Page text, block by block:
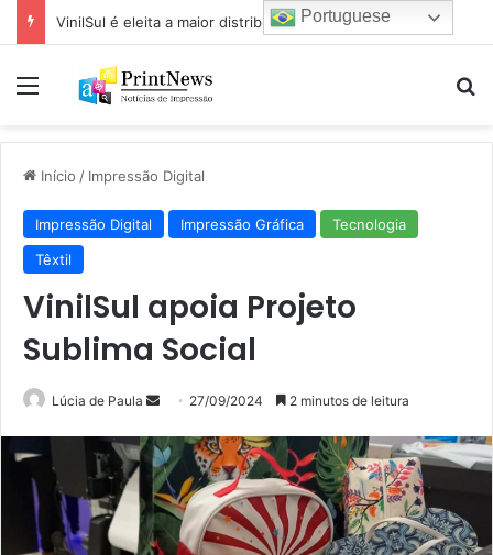
Menu
Início / Impressão Digital
Impressão Digital Impressão Gráfica
Tecnologia
Têxtil
VinilSul apoia Projeto
Sublima Social
Lúcia de Paula
Mande
e-
mail
27/09/2024 2 minutos de leitura
Portuguese